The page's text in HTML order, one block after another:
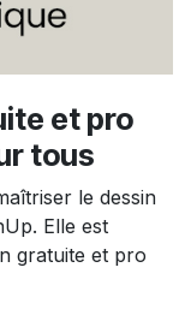
et pro
tous
le dessin
Elle est
gratuite et pro